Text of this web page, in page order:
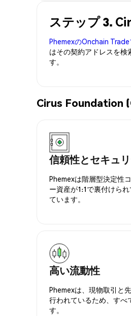
ステップ 3.
PhemexのOnchain
はその契約アドレスを検
す。
Cirus Foundation
信頼性とセキュ
Phemexは階層型決定性
ー資産が1:1で裏付けら
ています。
高い流動性
Phemexは、現物取引と
行われているため、すべ
す。